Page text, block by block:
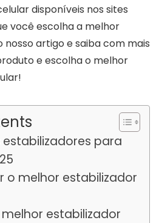
disponíveis nos sites
você escolha a melhor
nosso artigo e saiba com mais
e escolha o melhor
estabilizadores para
o melhor estabilizador
melhor estabilizador